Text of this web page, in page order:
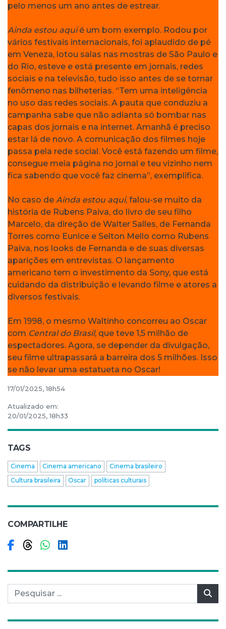
pelo menos um ano antes de estrear.
Ainda estou aquié um bom exemplo. Rodou por
vários festivais internacionais, foi aplaudido de pé
em Veneza, lotou salas nas mostras de São Paulo e
do Rio, esteve e está presente em jornais, redes
sociais e na televisão, tudo isso antes de se tornar
fenômeno nas bilheterias. “Tem uma inteligência
no uso das redes sociais. A pauta que conduziu a
campanha sabe que não adianta só bombar nas
capas dos jornais e na internet. Amanhã é preciso
estar lá de novo. A comunicação dos filmes hoje
passa pela rede social. Você está fazendo um filme,
consegue meia página no jornal e teu vizinho nem
fica sabendo que você faz cinema”, exemplifica.
No caso de Ainda estou aqui, falou-se muito da
história de Rubens Paiva, do livro de seu filho
Marcelo, da direção de Walter Salles, de Fernanda
Torres como Eunice e Selton Mello como Rubens
Paiva, nos looks de Fernanda e de suas diversas
aparições em entrevistas. O lançamento
americano tem o investimento da Sony, que está
cuidando da distribuição e levando filme e atores a
diversos festivais.
Em 1998, o mesmo Waltinho concorreu ao Oscar
com Central do Brasil, que teve 1,5 milhão de
espectadores. Agora, se depender da divulgação,
seu filme ultrapassará a barreira dos 5 milhões. Isso
se não levar uma estatueta no Oscar!
17/01/2025, 18h54
Atualizado em:
20/01/2025, 18h33
TAGS
Cinema Cinema americano
Cinema brasileiro
Cultura brasileira
Oscar políticas culturais
COMPARTILHE
Compartilhar no Facebook
Compartilhar no Threads
Compartilhar no WhatsApp
Compartilhar no LinkedIn
Pesquisar por: